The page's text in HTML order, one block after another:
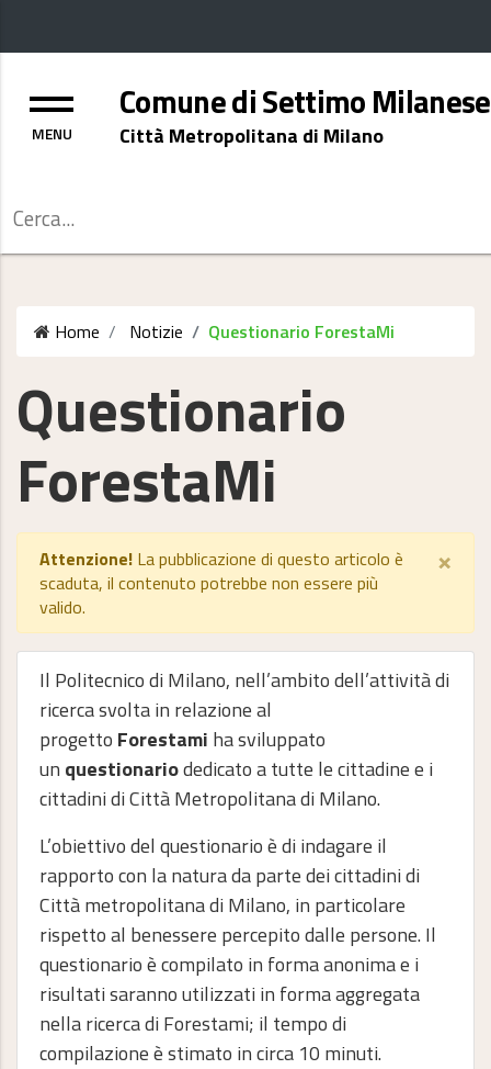
Menu Comune di Settimo Milanese
Città Metropolitana di Milano
Home Notizie Questionario ForestaMi
Questionario
ForestaMi
Attenzione! La pubblicazione di questo articolo è
scaduta, il contenuto potrebbe non essere più
valido.
×
Il Politecnico di Milano, nell’ambito dell’attività di
ricerca svolta in relazione al
progetto Forestami ha sviluppato
un questionariodedicato a tutte le cittadine e i
cittadini di Città Metropolitana di Milano.
L’obiettivo del questionario è di indagare il
rapporto con la natura da parte dei cittadini di
Città metropolitana di Milano, in particolare
rispetto al benessere percepito dalle persone. Il
questionario è compilato in forma anonima e i
risultati saranno utilizzati in forma aggregata
nella ricerca di Forestami; il tempo di
compilazione è stimato in circa 10 minuti.